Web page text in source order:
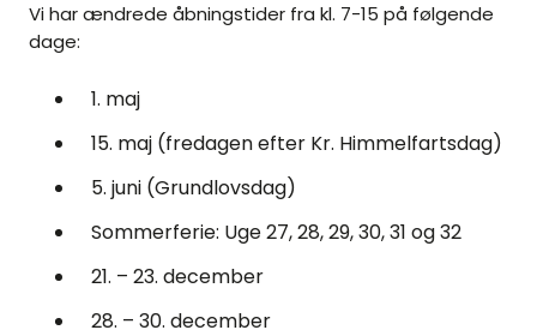
Vi har ændrede åbningstider fra kl. 7-15 på følgende
dage:
1. maj
15. maj (fredagen efter Kr. Himmelfartsdag)
5. juni (Grundlovsdag)
Sommerferie: Uge 27, 28, 29, 30, 31 og 32
21. – 23. december
28. – 30. december